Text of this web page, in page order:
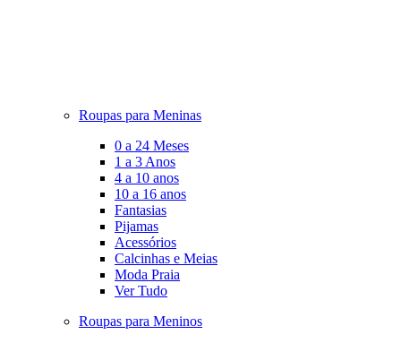
Roupas para Meninas
0 a 24 Meses
1 a 3 Anos
4 a 10 anos
10 a 16 anos
Fantasias
Pijamas
Acessórios
Calcinhas e Meias
Moda Praia
Ver Tudo
Roupas para Meninos